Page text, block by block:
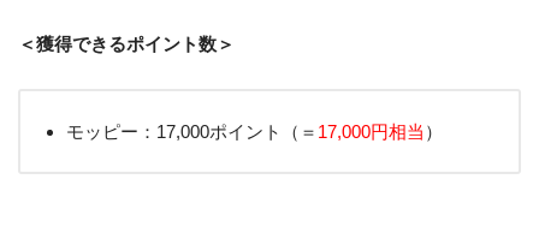
＜獲得できるポイント数＞
モッピー：17,000ポイント（＝ 17,000円相当 ）